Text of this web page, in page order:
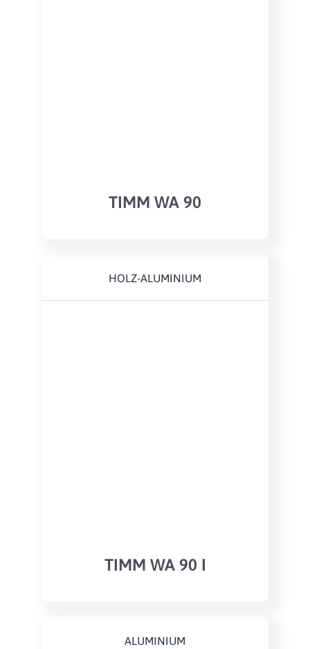
TIMM WA 90
HOLZ-ALUMINIUM
TIMM WA 90 I
ALUMINIUM